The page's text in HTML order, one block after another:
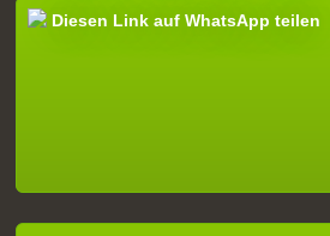
Diesen Link auf WhatsApp teilen